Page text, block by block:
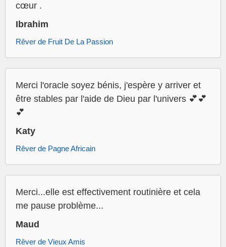
cœur .
Ibrahim
Rêver de Fruit De La Passion
Merci l'oracle soyez bénis, j'espère y arriver et
être stables par l'aide de Dieu par l'univers 💕💕
💕
Katy
Rêver de Pagne Africain
Merci...elle est effectivement routinière et cela
me pause problème...
Maud
Rêver de Vieux Amis